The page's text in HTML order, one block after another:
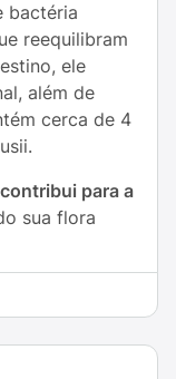
bactéria
reequilibram
ele
além de
cerca de 4
contribui para a
sua flora